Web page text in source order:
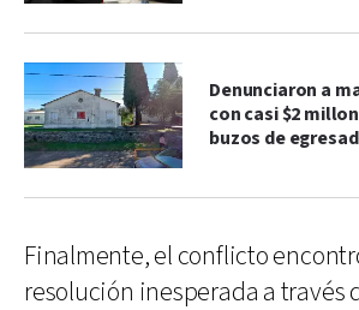
Denunciaron a
con casi $2
buzos de
Finalmente, el conflicto
resolución inesperada a través